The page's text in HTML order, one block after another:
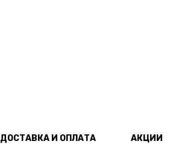
ДОСТАВКА И ОПЛАТА АКЦИИ